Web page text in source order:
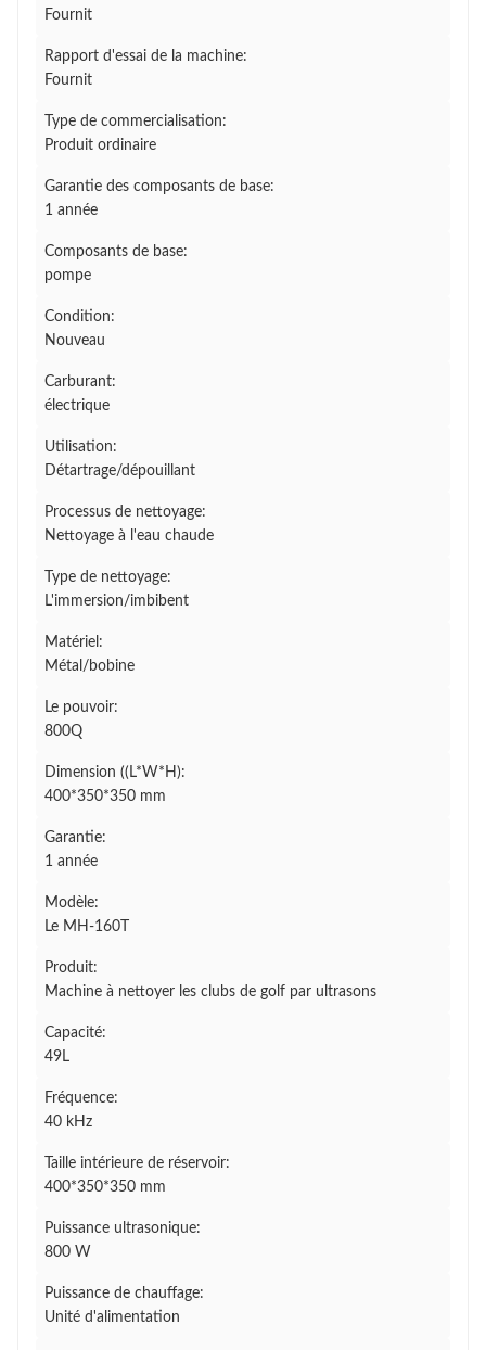
Fournit
Rapport d'essai de la machine:
Fournit
Type de commercialisation:
Produit ordinaire
Garantie des composants de base:
1 année
Composants de base:
pompe
Condition:
Nouveau
Carburant:
électrique
Utilisation:
Détartrage/dépouillant
Processus de nettoyage:
Nettoyage à l'eau chaude
Type de nettoyage:
L'immersion/imbibent
Matériel:
Métal/bobine
Le pouvoir:
800Q
Dimension ((L*W*H):
400*350*350 mm
Garantie:
1 année
Modèle:
Le MH-160T
Produit:
Machine à nettoyer les clubs de golf par ultrasons
Capacité:
49L
Fréquence:
40 kHz
Taille intérieure de réservoir:
400*350*350 mm
Puissance ultrasonique:
800 W
Puissance de chauffage:
Unité d'alimentation